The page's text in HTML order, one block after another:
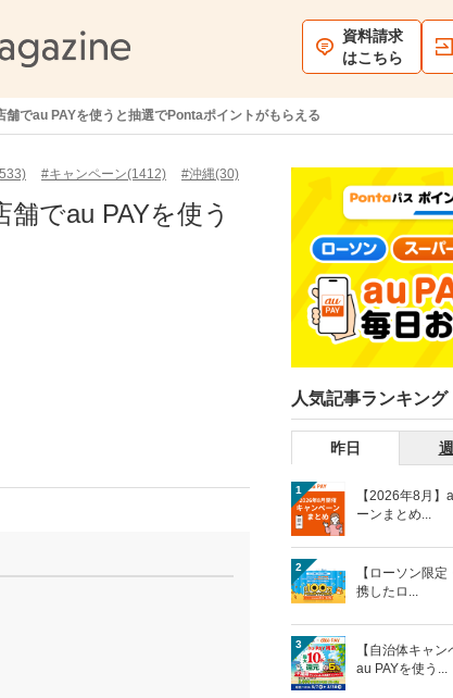
資料請求
はこちら
舗でau PAYを使うと抽選でPontaポイントがもらえる
#キャンペーン(1412) #沖縄(30)
でau PAYを使う
人気記事ランキング
昨日
1
【2026年8月
ーンまとめ...
2
【ローソン限
携したロ...
3
【自治体キャ
au PAYを使う...